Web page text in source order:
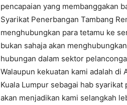
pencapaian yang membanggakan
Syarikat Penerbangan Tambang
menghubungkan para tetamu ke
bukan sahaja akan
hubungan dalam sektor
Walaupun kekuatan kami adalah di
Kuala Lumpur sebagai hab
akan menjadikan kami selangkah